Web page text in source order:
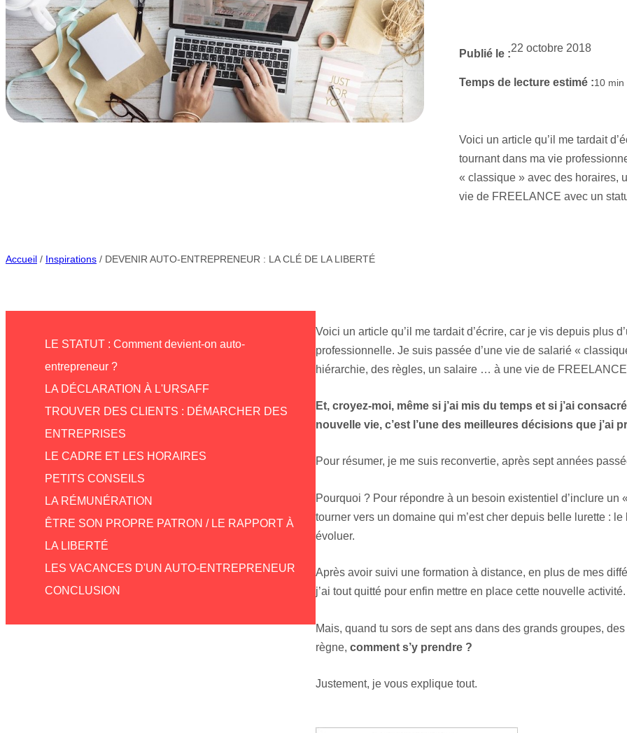
Publié le :22 octobre 2018
Temps de lecture estimé :10 min
Voici un article qu’il me tardait
tournant dans ma vie
« classique » avec des horaires,
vie de FREELANCE avec un
Accueil / Inspirations / DEVENIR AUTO-ENTREPRENEUR : LA CLÉ DE LA LIBERTÉ
LE STATUT : Comment devient-on auto-
entrepreneur ?
LA DÉCLARATION À L'URSAFF
TROUVER DES CLIENTS : DÉMARCHER DES
ENTREPRISES
LE CADRE ET LES HORAIRES
PETITS CONSEILS
LA RÉMUNÉRATION
ÊTRE SON PROPRE PATRON / LE RAPPORT À
LA LIBERTÉ
LES VACANCES D'UN AUTO-ENTREPRENEUR
CONCLUSION
Voici un article qu’il me tardait d’écrire, car je vis depuis plus
professionnelle. Je suis passée d’une vie de salarié «
hiérarchie, des règles, un salaire … à une vie de FREELANCE
Et, croyez-moi, même si j’ai mis du temps et si j’ai
nouvelle vie, c’est l’une des meilleures décisions que j’ai
Pour résumer, je me suis reconvertie, après sept années
Pourquoi ? Pour répondre à un besoin existentiel d’inclure un
tourner vers un domaine qui m’est cher depuis belle lurette :
évoluer.
Après avoir suivi une formation à distance, en plus de mes
j’ai tout quitté pour enfin mettre en place cette nouvelle activité.
Mais, quand tu sors de sept ans dans des grands groupes,
règne, comment s’y prendre ?
Justement, je vous explique tout.